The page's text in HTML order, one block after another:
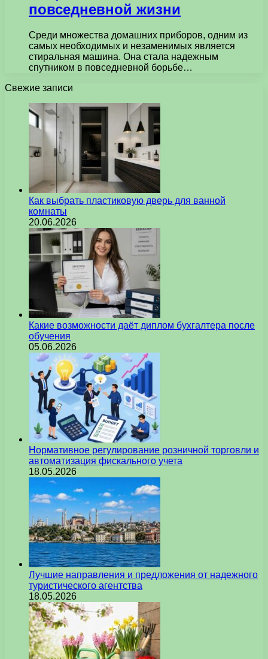
повседневной жизни
Среди множества домашних приборов, одним из
самых необходимых и незаменимых является
стиральная машина. Она стала надежным
спутником в повседневной борьбе…
Свежие записи
Как выбрать пластиковую дверь для ванной
комнаты
20.06.2026
Какие возможности даёт диплом бухгалтера после
обучения
05.06.2026
Нормативное регулирование розничной торговли и
автоматизация фискального учета
18.05.2026
Лучшие направления и предложения от надежного
туристического агентства
18.05.2026